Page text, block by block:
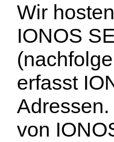
Wir
IONOS
erfasst
von